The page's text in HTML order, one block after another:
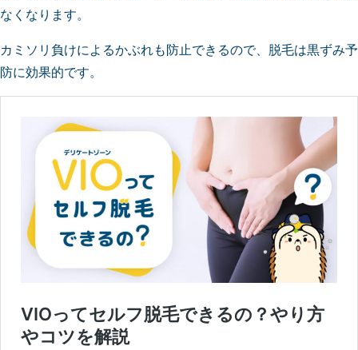
なくなります。
カミソリ負けによるかぶれも防止できるので、脱毛は黒ずみ予
防に効果的です。